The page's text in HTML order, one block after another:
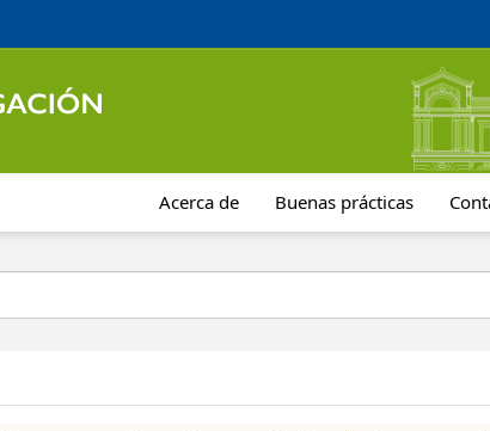
Acerca de Buenas prácticas